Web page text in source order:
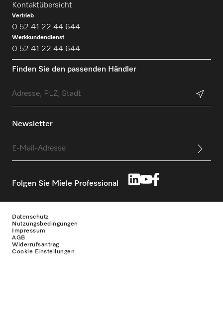
Kontaktübersicht
Vertrieb
0 52 41 22 44 644
Werkkundendienst
0 52 41 22 44 644
Finden Sie den passenden Händler
Newsletter
Folgen Sie Miele Professional
Datenschutz
Nutzungsbedingungen
Impressum
AGB
Widerrufsantrag
Cookie Einstellungen